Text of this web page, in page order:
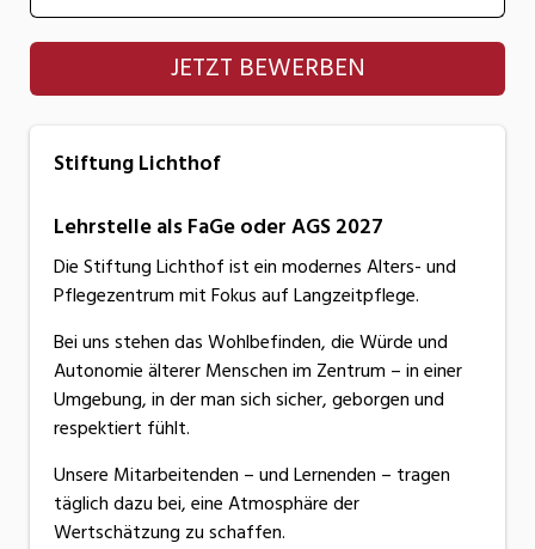
Stiftung Lichthof
JETZT BEWERBEN
Stiftung Lichthof
Lehrstelle als FaGe oder AGS 2027
Die Stiftung Lichthof ist ein modernes Alters- und
Pflegezentrum mit Fokus auf Langzeitpflege.
Bei uns stehen das Wohlbefinden, die Würde und
Autonomie älterer Menschen im Zentrum – in einer
Umgebung, in der man sich sicher, geborgen und
respektiert fühlt.
Unsere Mitarbeitenden – und Lernenden – tragen
täglich dazu bei, eine Atmosphäre der
Wertschätzung zu schaffen.